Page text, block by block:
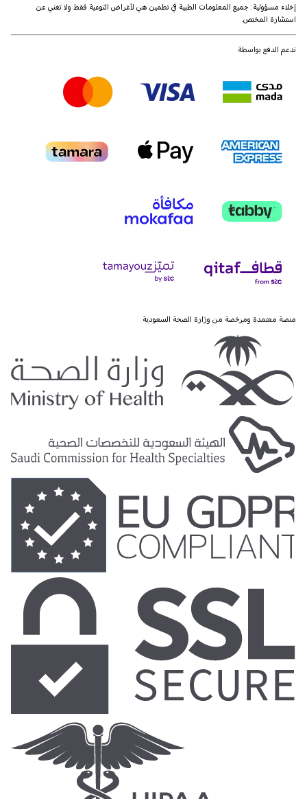
إخلاء مسؤولية: جميع المعلومات الطبية في تطمين هي لأغراض التوعية فقط ولا تغني عن
استشارة المختص.
ندعم الدفع بواسطة
منصة معتمدة ومرخصة من وزارة الصحة السعودية